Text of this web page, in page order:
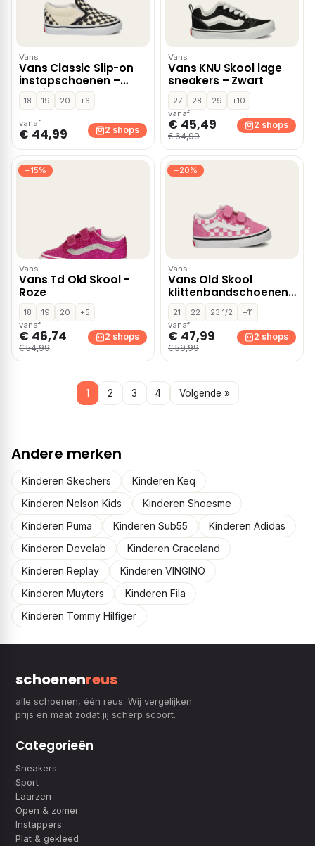
Vans
Vans Classic Slip-on
instapschoenen –
Multi
18 19 20 +6
vanaf
€ 44,99 2 shops
Vans
Vans KNU Skool lage
sneakers – Zwart
27 28 29
+10
vanaf
€ 45,49
€ 64,99
2 shops
−15%
Vans
Vans Td Old Skool –
Roze
18 19 20
+5
vanaf
€ 46,74
€ 54,99
2 shops
−20%
Vans
Vans Old Skool
klittenbandschoenen
– Roze
21 22 23 1/2
+11
vanaf
€ 47,99
€ 59,99
2 shops
1 2 3 4 Volgende »
Andere merken
Kinderen Skechers
Kinderen Keq
Kinderen Nelson Kids
Kinderen Shoesme
Kinderen Puma
Kinderen Sub55
Kinderen Adidas
Kinderen Develab
Kinderen Graceland
Kinderen Replay
Kinderen VINGINO
Kinderen Muyters
Kinderen Fila
Kinderen Tommy Hilfiger
schoenenreus
alle schoenen, één reus. Wij vergelijken
prijs en maat zodat jij scherp scoort.
Categorieën
Sneakers
Sport
Laarzen
Open & zomer
Instappers
Plat & gekleed